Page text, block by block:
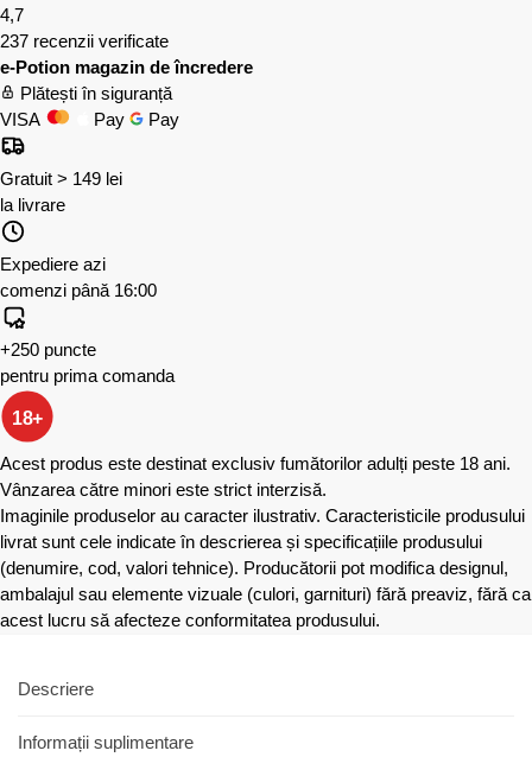
4,7
237 recenzii verificate
e-Potion magazin de încredere
Plătești în siguranță
VISA
Pay Pay
Gratuit > 149 lei
la livrare
Expediere azi
comenzi până 16:00
+250 puncte
pentru prima comanda
18+
Acest produs este destinat exclusiv fumătorilor adulți peste 18 ani.
Vânzarea către minori este strict interzisă.
Imaginile produselor au caracter ilustrativ. Caracteristicile produsului
livrat sunt cele indicate în descrierea și specificațiile produsului
(denumire, cod, valori tehnice). Producătorii pot modifica designul,
ambalajul sau elemente vizuale (culori, garnituri) fără preaviz, fără ca
acest lucru să afecteze conformitatea produsului.
Descriere
Informații suplimentare